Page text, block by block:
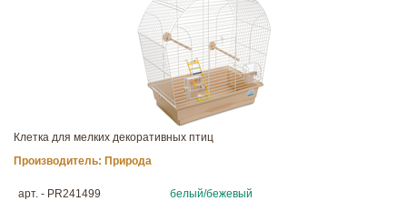
Клетка для мелких декоративных птиц
Производитель: Природа
арт. - PR241499 белый/бежевый